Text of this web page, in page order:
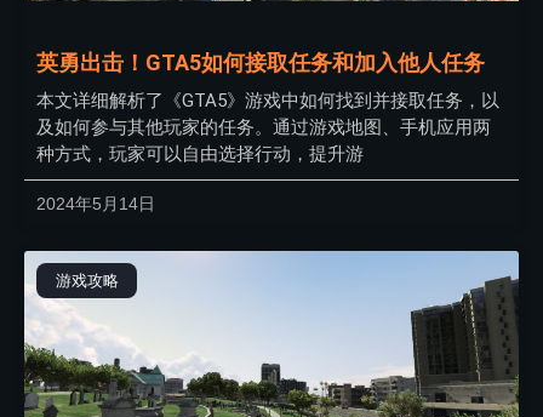
英勇出击！GTA5如何接取任务和加入他人任务
本文详细解析了《GTA5》游戏中如何找到并接取任务，以
及如何参与其他玩家的任务。通过游戏地图、手机应用两
种方式，玩家可以自由选择行动，提升游
2024年5月14日
游戏攻略